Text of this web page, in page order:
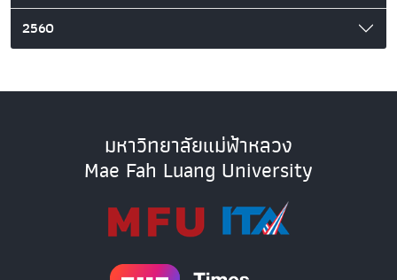
2560
มหาวิทยาลัยแม่ฟ้าหลวง
Mae Fah Luang University